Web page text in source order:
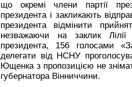
що окремі члени партії
президента і закликають
президента відмінити
незважаючи на заклик
президента, 156 голосами
делегати від НСНУ
Ющенка з пропозицією не
губернатора Вінниччини.